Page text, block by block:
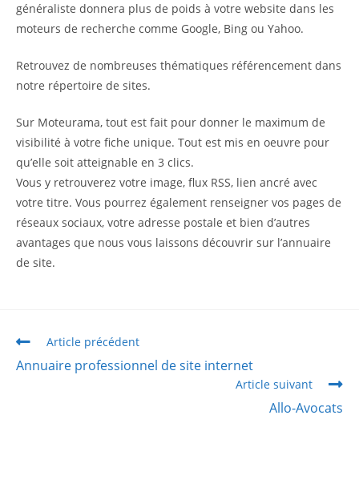
généraliste donnera plus de poids à votre website dans les
moteurs de recherche comme Google, Bing ou Yahoo.
Retrouvez de nombreuses thématiques référencement dans
notre répertoire de sites.
Sur Moteurama, tout est fait pour donner le maximum de
visibilité à votre fiche unique. Tout est mis en oeuvre pour
qu’elle soit atteignable en 3 clics.
Vous y retrouverez votre image, flux RSS, lien ancré avec
votre titre. Vous pourrez également renseigner vos pages de
réseaux sociaux, votre adresse postale et bien d’autres
avantages que nous vous laissons découvrir sur l’annuaire
de site.
Article précédent
Annuaire professionnel de site internet
Article suivant
Allo-Avocats